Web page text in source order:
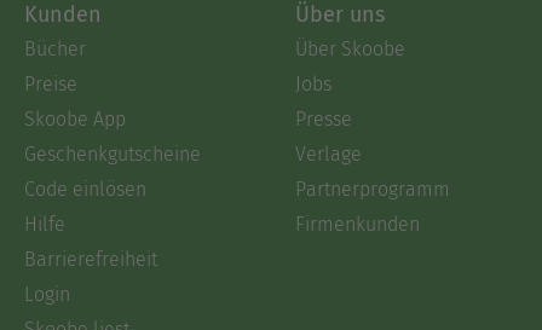
Kunden
Bücher
Preise
Skoobe App
Geschenkgutscheine
Code einlösen
Hilfe
Barrierefreiheit
Login
Über uns
Über Skoobe
Jobs
Presse
Verlage
Partnerprogramm
Firmenkunden